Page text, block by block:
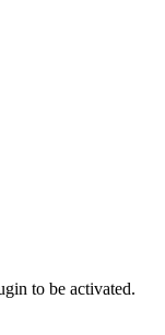
to be activated.